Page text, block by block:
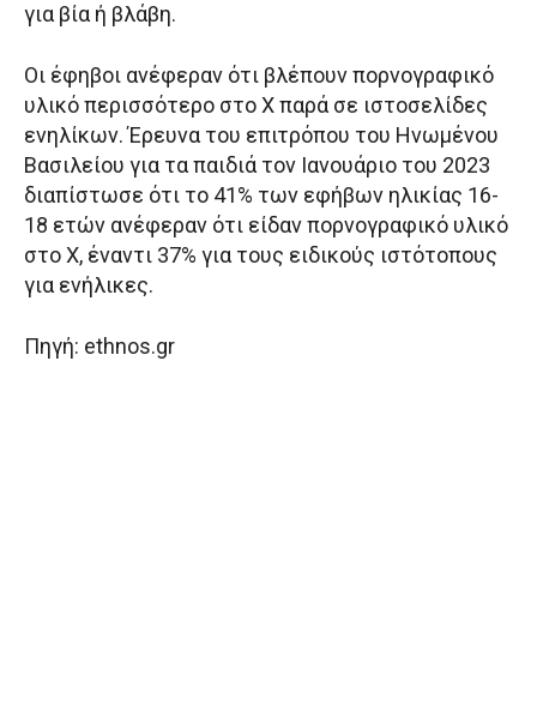
για βία ή βλάβη.
Οι έφηβοι ανέφεραν ότι βλέπουν πορνογραφικό
υλικό περισσότερο στο Χ παρά σε ιστοσελίδες
ενηλίκων. Έρευνα του επιτρόπου του Ηνωμένου
Βασιλείου για τα παιδιά τον Ιανουάριο του 2023
διαπίστωσε ότι το 41% των εφήβων ηλικίας 16-
18 ετών ανέφεραν ότι είδαν πορνογραφικό υλικό
στο X, έναντι 37% για τους ειδικούς ιστότοπους
για ενήλικες.
Πηγή: ethnos.gr